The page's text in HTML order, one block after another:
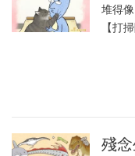
堆得
【打
殘